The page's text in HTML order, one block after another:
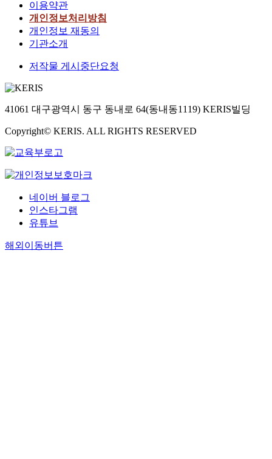
이용약관
개인정보처리방침
개인정보 재동의
기관소개
저작물 게시중단요청
41061 대구광역시 동구 동내로 64(동내동1119) KERIS빌딩
Copyright© KERIS. ALL RIGHTS RESERVED
네이버 블로그
인스타그램
유튜브
해외이동버튼